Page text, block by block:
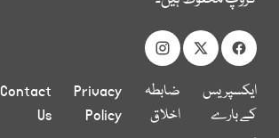
ایکسپریس
کے بارے
ضابطہ
اخلاق
Privacy
Policy
Contact
Us